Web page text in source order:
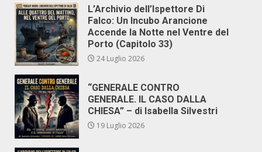
L’Archivio dell’Ispettore Di
Falco: Un Incubo Arancione
Accende la Notte nel Ventre del
Porto (Capitolo 33)
24 Luglio 2026
“GENERALE CONTRO
GENERALE. IL CASO DALLA
CHIESA” – di Isabella Silvestri
19 Luglio 2026